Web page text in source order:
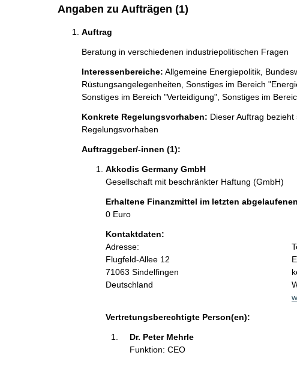
Angaben zu Aufträgen (1)
Auftrag
Beratung in verschiedenen industriepolitischen Fragen
Interessenbereiche: Allgemeine Energiepolitik,
Rüstungsangelegenheiten, Sonstiges im Bereich
Sonstiges im Bereich "Verteidigung", Sonstiges im
Konkrete Regelungsvorhaben: Dieser Auftrag
Regelungsvorhaben
Auftraggeber/-innen (1):
Akkodis Germany GmbH
Gesellschaft mit beschränkter Haftung (GmbH)
Erhaltene Finanzmittel im letzten
0 Euro
Kontaktdaten:
Adresse:
Flugfeld-Allee 12
71063 Sindelfingen
Deutschland
K
o
n
t
a
Vertretungsberechtigte Person(en):
Dr. Peter Mehrle
Funktion: CEO